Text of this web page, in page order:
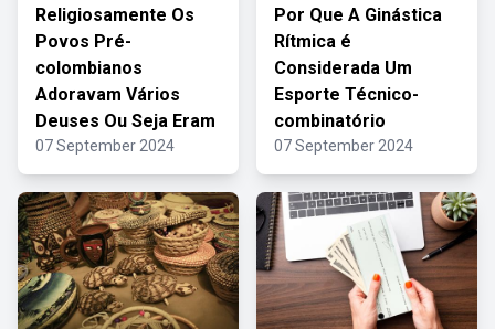
Religiosamente Os
Povos Pré-
colombianos
Adoravam Vários
Deuses Ou Seja Eram
07 September 2024
Por Que A Ginástica
Rítmica é
Considerada Um
Esporte Técnico-
combinatório
07 September 2024